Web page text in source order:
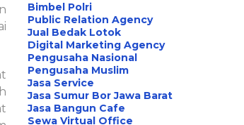
Bimbel Polri
Public Relation Agency
Jual Bedak Lotok
Digital Marketing Agency
Pengusaha Nasional
Pengusaha Muslim
Jasa Service
Jasa Sumur Bor Jawa Barat
Jasa Bangun Cafe
Sewa Virtual Office